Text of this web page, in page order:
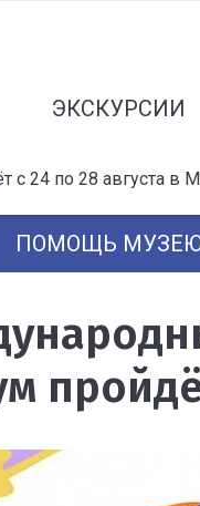
ЭКСКУРСИИ
24 по 28 августа в
ПОМОЩЬ